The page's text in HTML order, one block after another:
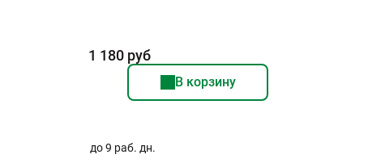
1 180 руб
В корзину
до 9 раб. дн.